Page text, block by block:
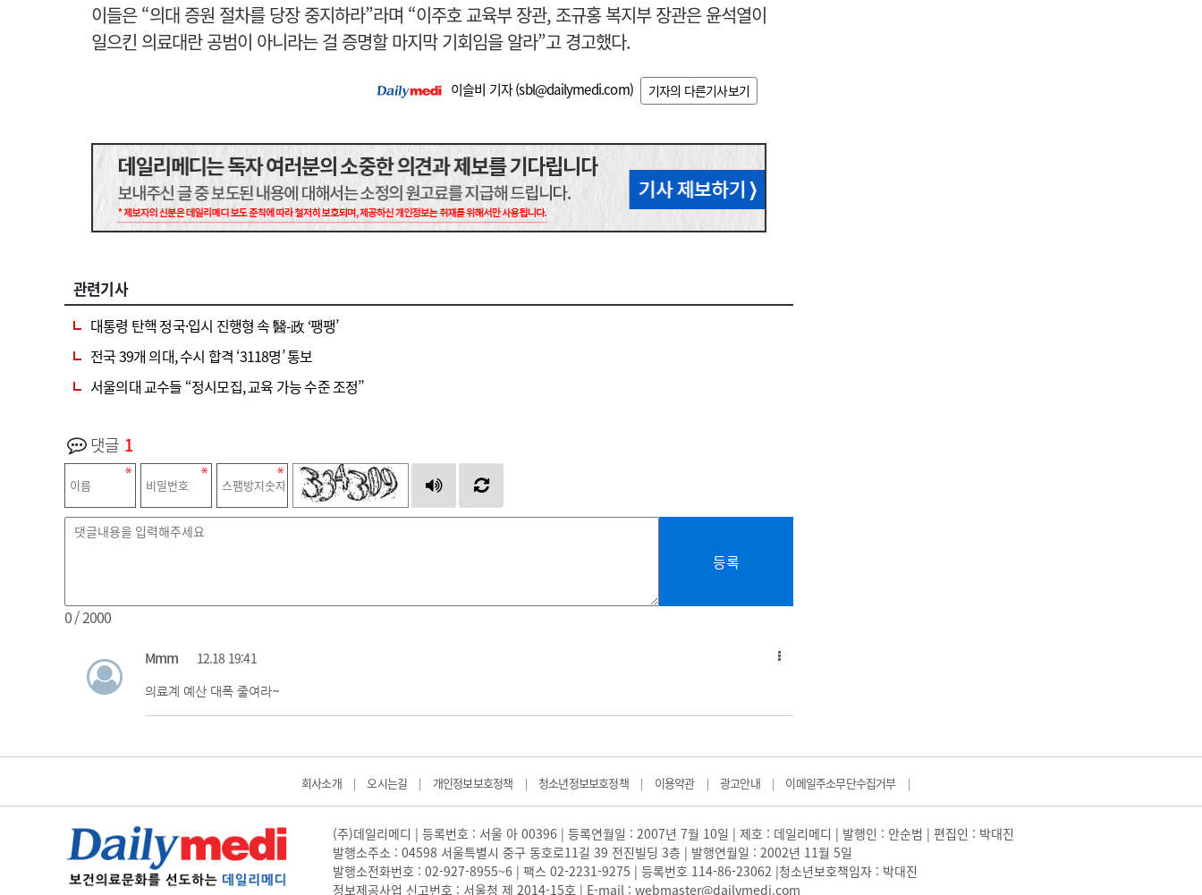
이들은 “의대 증원 절차를 당장 중지하라”라며 “이주호 교육부 장관, 조규홍 복지부 장관은 윤석열이
일으킨 의료대란 공범이 아니라는 걸 증명할 마지막 기회임을 알라”고 경고했다.
이슬비 기자 (sbl@dailymedi.com) 기자의 다른기사보기
관련기사
대통령 탄핵 정국·입시 진행형 속 醫-政 ‘팽팽’
전국 39개 의대, 수시 합격 ‘3118명’ 통보
서울의대 교수들 “정시모집, 교육 가능 수준 조정”
댓글 1
등록
0/ 2000
Mmm 12.18 19:41
의료계 예산 대폭 줄여라~
회사소개 | 오시는길 | 개인정보보호정책 | 청소년정보보호정책 | 이용약관 | 광고안내 | 이메일주소무단수집거부 |
(주)데일리메디 | 등록번호 : 서울 아 00396 | 등록연월일 : 2007년 7월 10일 | 제호 : 데일리메디 | 발행인 : 안순범 | 편집인 : 박대진
발행소주소 : 04598 서울특별시 중구 동호로11길 39 전진빌딩 3층 | 발행연월일 : 2002년 11월 5일
발행소전화번호 : 02-927-8955~6 | 팩스 02-2231-9275 | 등록번호 114-86-23062 |청소년보호책임자 : 박대진
정보제공사업 신고번호 : 서울청 제 2014-15호 | E-mail : webmaster@dailymedi.com